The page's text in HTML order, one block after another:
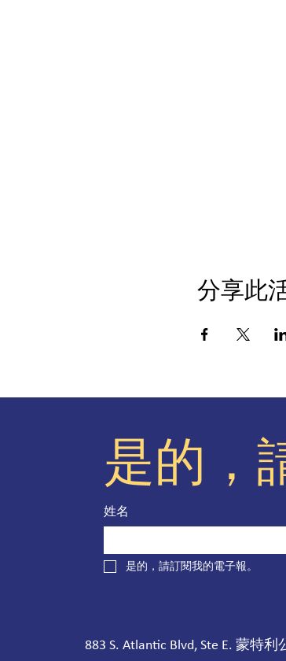
分享此
是的，
姓名
是的，請訂閱我的電子報。
883 S. Atlantic Blvd, Ste E. 蒙特利